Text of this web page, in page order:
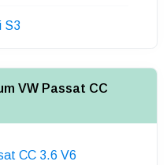
S3
VW Passat CC
CC 3.6 V6